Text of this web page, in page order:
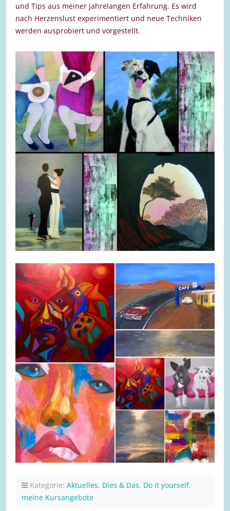
und Tips aus meiner jahrelangen Erfahrung. Es wird
nach Herzenslust experimentiert und neue Techniken
werden ausprobiert und vorgestellt.
Kategorie: Aktuelles, Dies & Das, Do it yourself,
meine Kursangebote